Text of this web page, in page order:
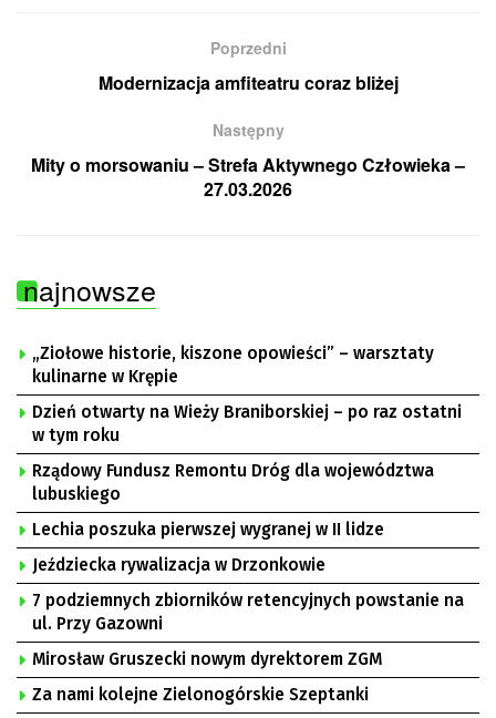
Poprzedni
Modernizacja amfiteatru coraz bliżej
Następny
Mity o morsowaniu – Strefa Aktywnego Człowieka –
27.03.2026
najnowsze
„Ziołowe historie, kiszone opowieści” – warsztaty
kulinarne w Krępie
Dzień otwarty na Wieży Braniborskiej – po raz ostatni
w tym roku
Rządowy Fundusz Remontu Dróg dla województwa
lubuskiego
Lechia poszuka pierwszej wygranej w II lidze
Jeździecka rywalizacja w Drzonkowie
7 podziemnych zbiorników retencyjnych powstanie na
ul. Przy Gazowni
Mirosław Gruszecki nowym dyrektorem ZGM
Za nami kolejne Zielonogórskie Szeptanki